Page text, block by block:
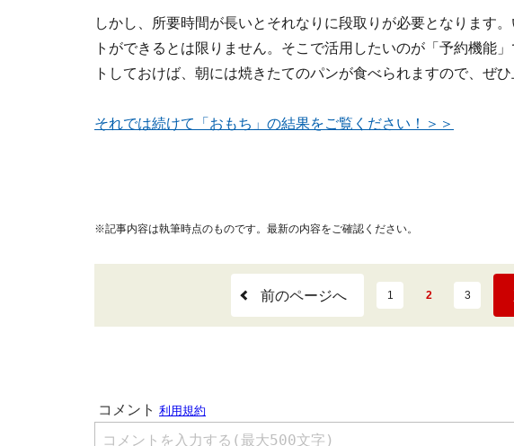
しかし、所要時間が長いとそれなりに段取りが必要となります
トができるとは限りません。そこで活用したいのが「予約機能
トしておけば、朝には焼きたてのパンが食べられますので、ぜ
それでは続けて「おもち」の結果をご覧ください！＞＞
※記事内容は執筆時点のものです。最新の内容をご確認ください。
前のページへ 1 2 3